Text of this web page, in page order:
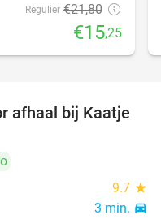
Regulier €21,80
€15,25
42%
afhaal bij Kaatje
9.7 star
3 min. directions_car